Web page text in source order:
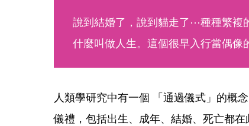
說到結婚了，說到貓走了⋯種種繁複
什麼叫做人生。這個很早入行當偶像
人類學研究中有一個 「通過儀式」的概
儀禮，包括出生、成年、結婚、死亡都